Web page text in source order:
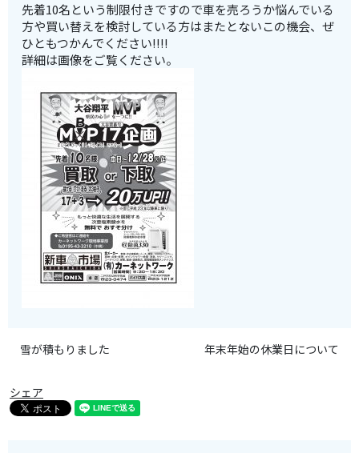
先着10名という制限付きですので車を売ろうか悩んでいる
方や買い替えを検討している方はまたとないこの機会、ぜ
ひともつかんでください!!!!
詳細は画像をご覧ください。
雪が積もりました 年末年始の休業日について
シェア